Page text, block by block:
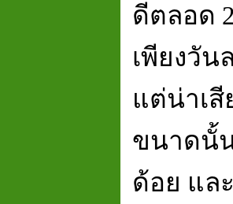
ดีตลอด
เพียงวั
แต่น่าเ
ขนาดนั้
ด้อย แล